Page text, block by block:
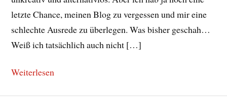
letzte Chance, meinen Blog zu vergessen und mir eine
schlechte Ausrede zu überlegen. Was bisher geschah…
Weiß ich tatsächlich auch nicht […]
Weiterlesen